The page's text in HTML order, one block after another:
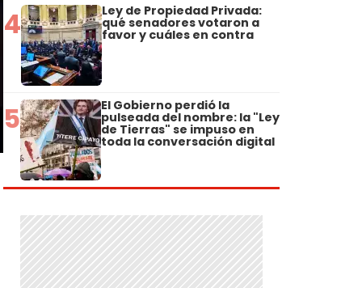
4 Ley de Propiedad Privada:
qué senadores votaron a
favor y cuáles en contra
5 El Gobierno perdió la
pulseada del nombre: la "Ley
de Tierras" se impuso en
toda la conversación digital